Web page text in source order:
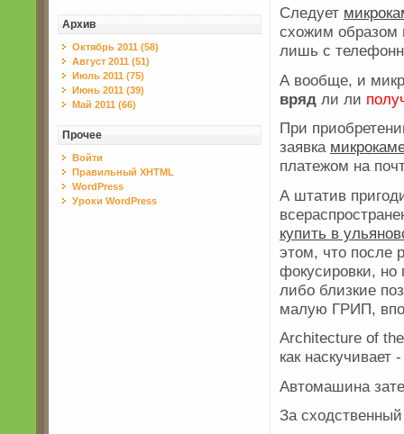
Архив
Октябрь 2011 (58)
Август 2011 (51)
Июль 2011 (75)
Июнь 2011 (39)
Май 2011 (66)
Прочее
Войти
Правильный XHTML
WordPress
Уроки WordPress
Следует
схожим образом
лишь с
А вообще, и
вряд ли ли
При
заявка
платежом на
А штатив
купить в
этом, что после
фокусировки,
либо близкие
малую ГРИП,
Architecture of
как наскучивает
Автомашина
За